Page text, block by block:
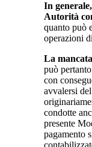
In
Autorità
quanto può
operazioni
La
può
con
avvalersi
condotte
presente
pagamento